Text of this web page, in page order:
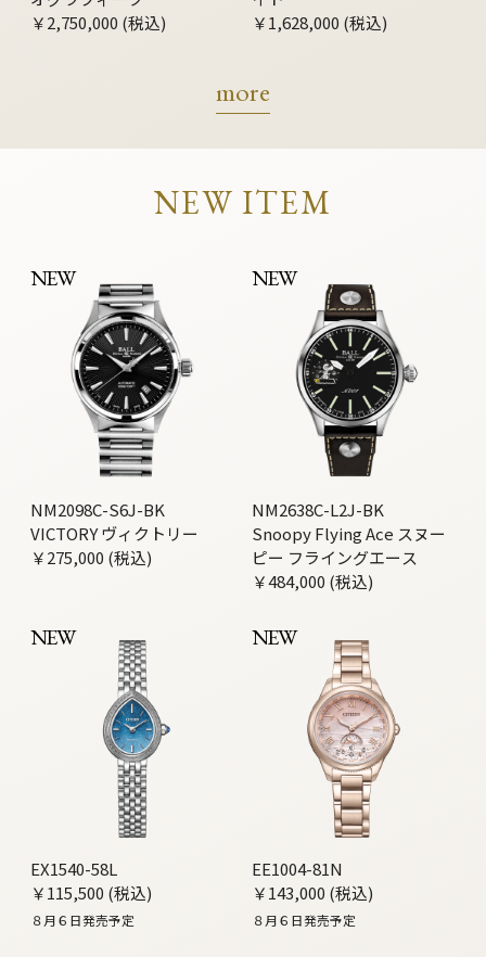
￥2,750,000 (税込)
￥1,628,000 (税込)
more
NEW ITEM
NEW
NM2098C-S6J-BK
VICTORY ヴィクトリー
￥275,000 (税込)
NEW
NM2638C-L2J-BK
Snoopy Flying Ace スヌー
ピー フライングエース
￥484,000 (税込)
NEW
EX1540-58L
￥115,500 (税込)
８月６日発売予定
NEW
EE1004-81N
￥143,000 (税込)
８月６日発売予定